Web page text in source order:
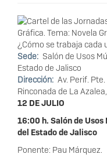
Sede
Salón de Usos
Estado de Jalisco
Dirección Av. Perif.
Rinconada de La
12 DE JULIO
16:00 h. Salón de
del Estado de Jalisco
Ponente: Pau Márquez.